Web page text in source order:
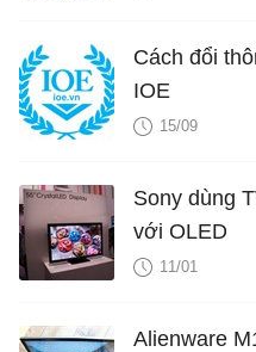
Cách đổi
IOE
15/09
Sony dùng
với OLED
11/01
Alienware